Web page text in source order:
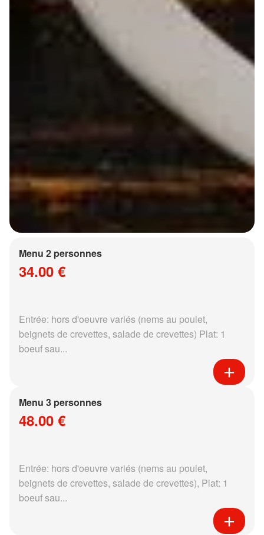
Menu 2 personnes
34.00 €
Entrée: hors d'oeuvre variés (nems au poulet,
beignets de crevettes, salade de crevettes) Plat: 1
boeuf sau...
Menu 3 personnes
48.00 €
Entrée: hors d'oeuvre variés (nems au poulet,
beignets de crevettes, salade de crevettes), Plat: 1
boeuf sau...